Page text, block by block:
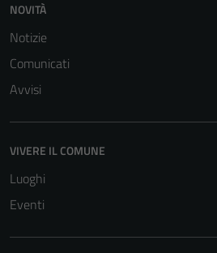
NOVITÀ
Notizie
Comunicati
Avvisi
VIVERE IL COMUNE
Luoghi
Eventi